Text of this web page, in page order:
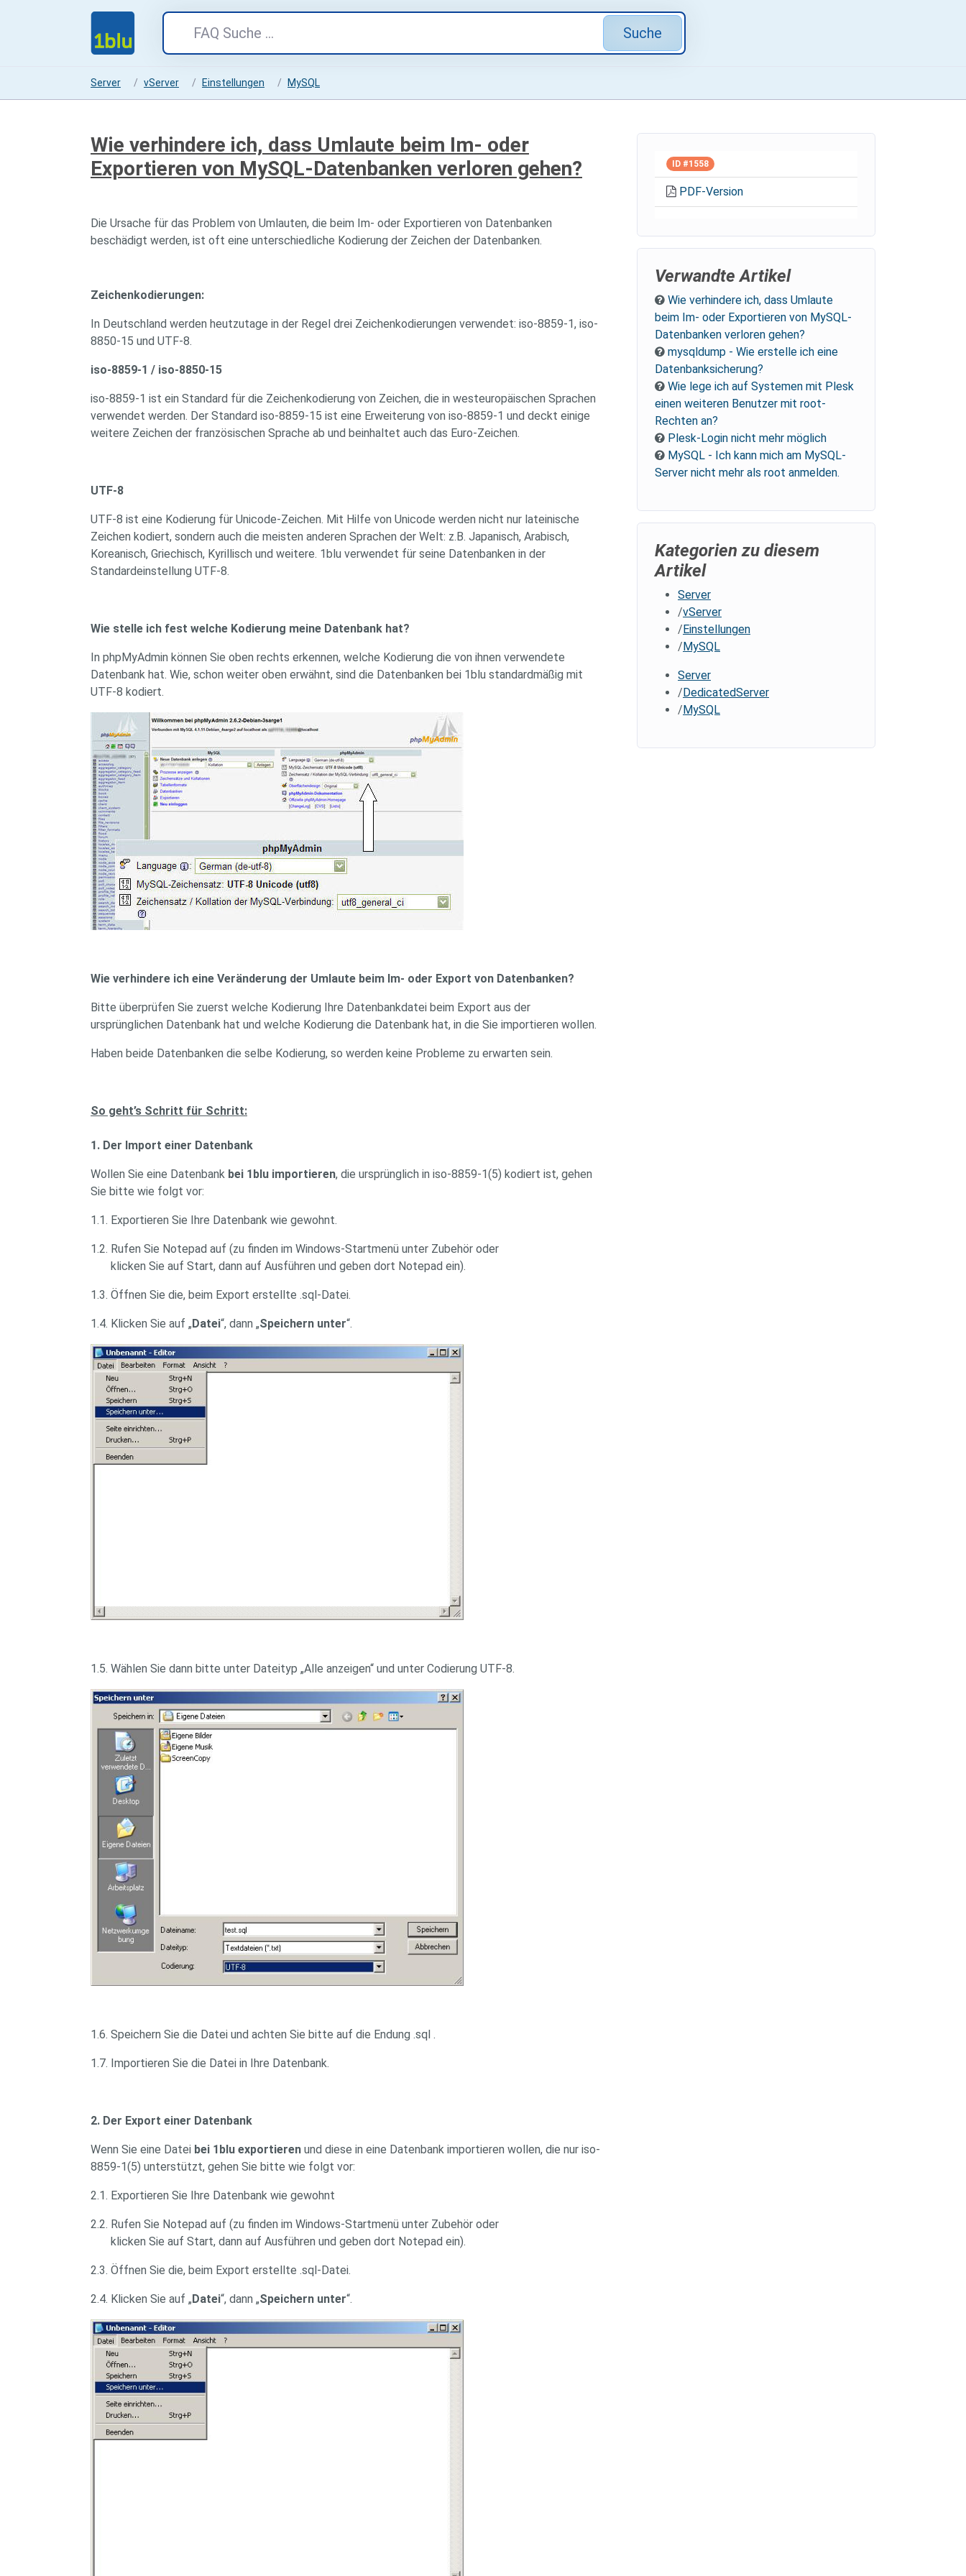
Suche
Server vServer Einstellungen MySQL
Wie verhindere ich, dass Umlaute beim Im- oder
Exportieren von MySQL-Datenbanken verloren gehen?
Die Ursache für das Problem von Umlauten, die beim Im- oder Exportieren von Datenbanken
beschädigt werden, ist oft eine unterschiedliche Kodierung der Zeichen der Datenbanken.
Zeichenkodierungen:
In Deutschland werden heutzutage in der Regel drei Zeichenkodierungen verwendet: iso-8859-1, iso-
8850-15 und UTF-8.
iso-8859-1 / iso-8850-15
iso-8859-1 ist ein Standard für die Zeichenkodierung von Zeichen, die in westeuropäischen Sprachen
verwendet werden. Der Standard iso-8859-15 ist eine Erweiterung von iso-8859-1 und deckt einige
weitere Zeichen der französischen Sprache ab und beinhaltet auch das Euro-Zeichen.
UTF-8
UTF-8 ist eine Kodierung für Unicode-Zeichen. Mit Hilfe von Unicode werden nicht nur lateinische
Zeichen kodiert, sondern auch die meisten anderen Sprachen der Welt: z.B. Japanisch, Arabisch,
Koreanisch, Griechisch, Kyrillisch und weitere. 1blu verwendet für seine Datenbanken in der
Standardeinstellung UTF-8.
Wie stelle ich fest welche Kodierung meine Datenbank hat?
In phpMyAdmin können Sie oben rechts erkennen, welche Kodierung die von ihnen verwendete
Datenbank hat. Wie, schon weiter oben erwähnt, sind die Datenbanken bei 1blu standardmäßig mit
UTF-8 kodiert.
Wie verhindere ich eine Veränderung der Umlaute beim Im- oder Export von Datenbanken?
Bitte überprüfen Sie zuerst welche Kodierung Ihre Datenbankdatei beim Export aus der
ursprünglichen Datenbank hat und welche Kodierung die Datenbank hat, in die Sie importieren wollen.
Haben beide Datenbanken die selbe Kodierung, so werden keine Probleme zu erwarten sein.
So geht’s Schritt für Schritt:
1. Der Import einer Datenbank
Wollen Sie eine Datenbank bei 1blu importieren, die ursprünglich in iso-8859-1(5) kodiert ist, gehen
Sie bitte wie folgt vor:
1.1. Exportieren Sie Ihre Datenbank wie gewohnt.
1.2. Rufen Sie Notepad auf (zu finden im Windows-Startmenü unter Zubehör oder
klicken Sie auf Start, dann auf Ausführen und geben dort Notepad ein).
1.3. Öffnen Sie die, beim Export erstellte .sql-Datei.
1.4. Klicken Sie auf „Datei“, dann „Speichern unter“.
1.5. Wählen Sie dann bitte unter Dateityp „Alle anzeigen“ und unter Codierung UTF-8.
1.6. Speichern Sie die Datei und achten Sie bitte auf die Endung .sql .
1.7. Importieren Sie die Datei in Ihre Datenbank.
2. Der Export einer Datenbank
Wenn Sie eine Datei bei 1blu exportieren und diese in eine Datenbank importieren wollen, die nur iso-
8859-1(5) unterstützt, gehen Sie bitte wie folgt vor:
2.1. Exportieren Sie Ihre Datenbank wie gewohnt
2.2. Rufen Sie Notepad auf (zu finden im Windows-Startmenü unter Zubehör oder
klicken Sie auf Start, dann auf Ausführen und geben dort Notepad ein).
2.3. Öffnen Sie die, beim Export erstellte .sql-Datei.
2.4. Klicken Sie auf „Datei“, dann „Speichern unter“.
ID #1558
PDF-Version
Verwandte Artikel
Wie verhindere ich, dass Umlaute
beim Im- oder Exportieren von MySQL-
Datenbanken verloren gehen?
mysqldump - Wie erstelle ich eine
Datenbanksicherung?
Wie lege ich auf Systemen mit Plesk
einen weiteren Benutzer mit root-
Rechten an?
Plesk-Login nicht mehr möglich
MySQL - Ich kann mich am MySQL-
Server nicht mehr als root anmelden.
Kategorien zu diesem
Artikel
Server
vServer
Einstellungen
MySQL
Server
DedicatedServer
MySQL